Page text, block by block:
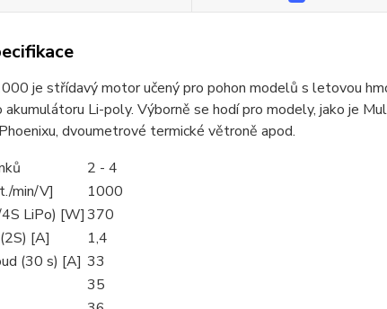
je střídavý motor učený pro pohon modelů s letovou
Li-poly. Výborně se hodí pro modely, jako je
dvoumetrové termické větroně apod.
2 - 4
min/V]
1000
LiPo) [W]370
[A]
1,4
(30 s) [A] 33
35